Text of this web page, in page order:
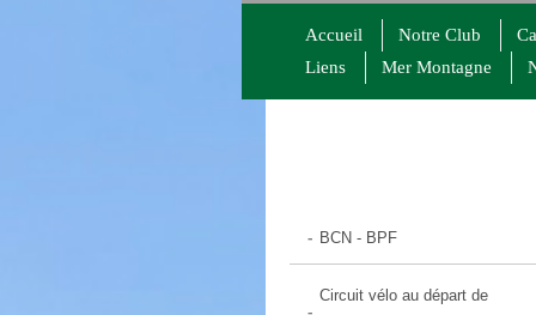
Accueil Notre Club
Liens
Mer Montagne
BCN - BPF
Circuit vélo au départ de